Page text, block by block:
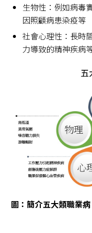
生物性：例如病毒
因照顧病患染疫等
社會心理性：長時
力導致的精神疾病
圖：簡介五大類職業病